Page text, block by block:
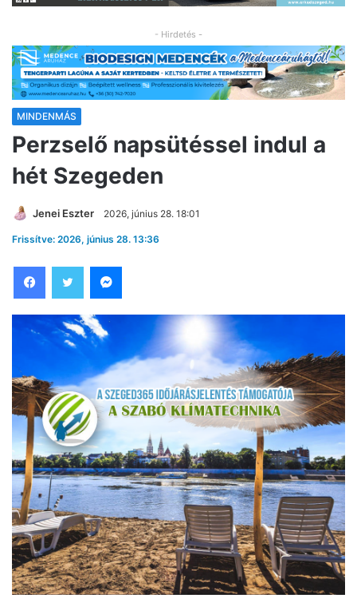
- Hirdetés -
MINDENMÁS
Perzselő napsütéssel indul a
hét Szegeden
Jenei Eszter 2026, június 28. 18:01
Frissítve: 2026, június 28. 13:36